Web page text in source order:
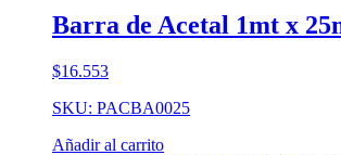
Barra de Acetal 1mt x
$16.553
SKU: PACBA0025
Añadir al carrito